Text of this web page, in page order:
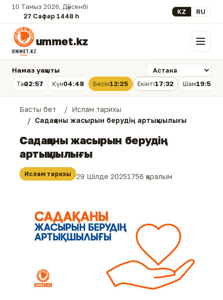
10 Тамыз 2026, Дүйсенбі
27 Сафар 1448 һ.
Select your
KZ RU
ummet.kz Мәзір
Намаз уақыты
Таң02:57 Күн04:48 Бесін12:25 Екінті17:32 Шам19:51
Басты бет
Ислам тарихы
Садақаны жасырын берудің артықшылығы
Садақаны жасырын берудің
артықшылығы
Ислам тарихы 29 Шілде 20251756 қаралым